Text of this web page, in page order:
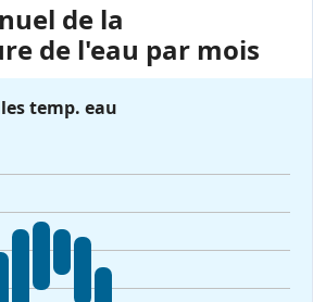
de la
de l'eau par mois
temp. eau